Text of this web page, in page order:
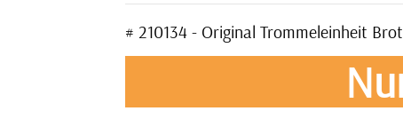
# 210134 - Original Trommeleinheit